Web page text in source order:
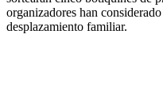
organizadores han
desplazamiento familiar.